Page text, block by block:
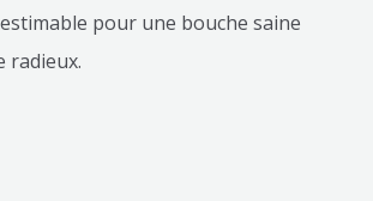
pour une bouche saine
radieux.